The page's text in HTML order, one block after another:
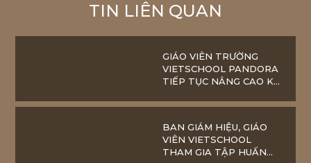
TIN LIÊN QUAN
GIÁO VIÊN TRƯỜNG
VIETSCHOOL PANDORA
TIẾP TỤC NÂNG CAO KĨ
TRONG DẠY HỌC
BAN GIÁM HIỆU, GIÁO
VIÊN VIETSCHOOL
THAM GIA TẬP HUẤN